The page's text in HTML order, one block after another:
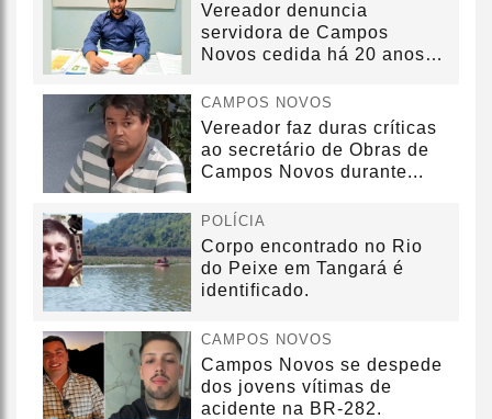
Vereador denuncia
servidora de Campos
Novos cedida há 20 anos
CAMPOS NOVOS
Vereador faz duras críticas
ao secretário de Obras de
Campos Novos durante...
POLÍCIA
Corpo encontrado no Rio
do Peixe em Tangará é
identificado.
CAMPOS NOVOS
Campos Novos se despede
dos jovens vítimas de
acidente na BR-282.